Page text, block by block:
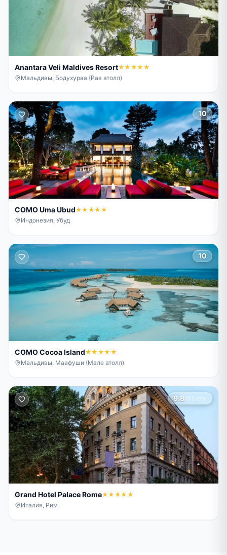
Anantara Veli Maldives Resort★★★★★
Мальдивы, Бодухураа (Раа атолл)
10
COMO Uma Ubud★★★★★
Индонезия, Убуд
10
COMO Cocoa Island★★★★★
Мальдивы, Маафуши (Мале атолл)
9.8123 отз.
Grand Hotel Palace Rome★★★★★
Италия, Рим